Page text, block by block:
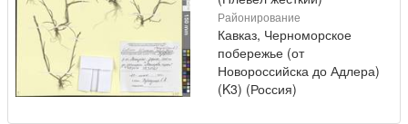
Районирование
Кавказ, Черноморское
побережье (от
Новороссийска до Адлера)
(K3) (Россия)